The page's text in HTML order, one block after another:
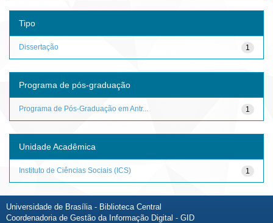
Tipo
1
Dissertação
Programa de pós-graduação
1
Programa de Pós-Graduação em Antr...
Unidade Acadêmica
1
Instituto de Ciências Sociais (ICS)
Universidade de Brasília - Biblioteca Central
Coordenadoria de Gestão da Informação Digital - GID